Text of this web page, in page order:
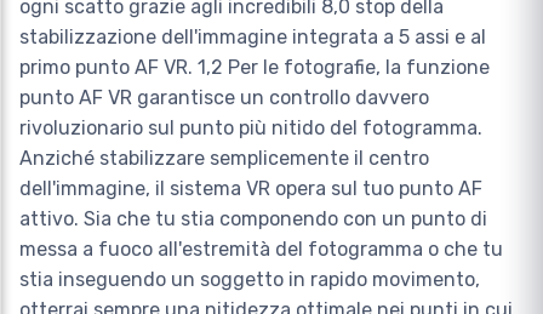
ogni scatto grazie agli incredibili 8,0 stop della
stabilizzazione dell'immagine integrata a 5 assi e al
primo punto AF VR. 1,2 Per le fotografie, la funzione
punto AF VR garantisce un controllo davvero
rivoluzionario sul punto più nitido del fotogramma.
Anziché stabilizzare semplicemente il centro
dell'immagine, il sistema VR opera sul tuo punto AF
attivo. Sia che tu stia componendo con un punto di
messa a fuoco all'estremità del fotogramma o che tu
stia inseguendo un soggetto in rapido movimento,